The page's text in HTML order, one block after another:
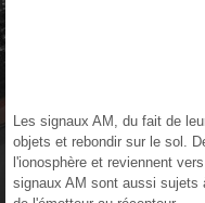
Les signaux AM, du fait de
objets et rebondir sur le sol.
l'ionosphère et reviennent
signaux AM sont aussi sujets